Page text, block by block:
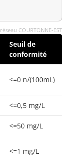
COURTONNE-EST
Seuil de
conformité
<=0 n/(100mL)
<=0,5 mg/L
<=50 mg/L
<=1 mg/L